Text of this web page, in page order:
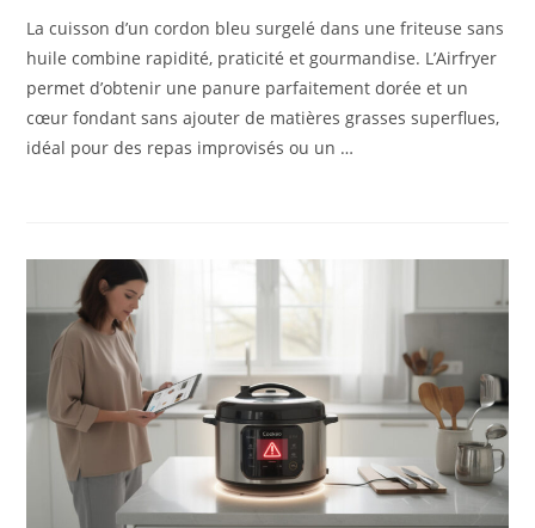
La cuisson d’un cordon bleu surgelé dans une friteuse sans
huile combine rapidité, praticité et gourmandise. L’Airfryer
permet d’obtenir une panure parfaitement dorée et un
cœur fondant sans ajouter de matières grasses superflues,
idéal pour des repas improvisés ou un …